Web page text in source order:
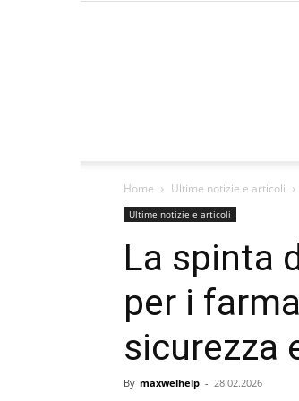
Home Ultime notizie e articoli
Ultime notizie e articoli
La spinta
per i
sicurezza
By maxwelhelp - 28.02.2026